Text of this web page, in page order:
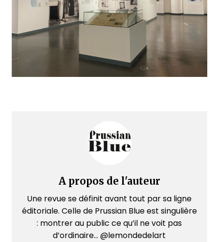
A propos de l'auteur
Une revue se définit avant tout par sa ligne
éditoriale. Celle de Prussian Blue est singulière
: montrer au public ce qu’il ne voit pas
d’ordinaire... @lemondedelart